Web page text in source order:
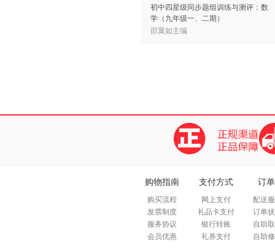
初中四星级同步题组训练与测评：数
学（九年级一、二期）
邵翼如主编
购物指南
购买流程
发票制度
服务协议
会员优惠
支付方式
网上支付
礼品卡支付
银行转账
礼券支付
订
配送
订单
自助
自助